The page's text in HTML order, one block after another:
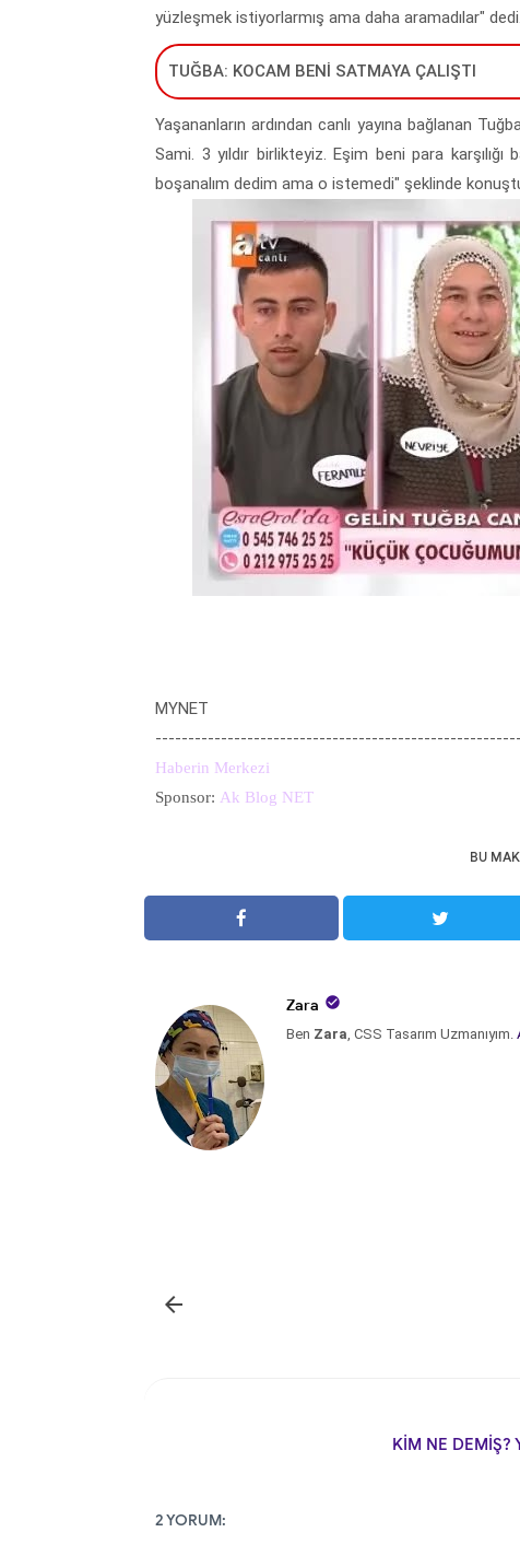
yüzleşmek istiyorlarmış ama daha aramadılar" dedi.
TUĞBA: KOCAM BENİ SATMAYA ÇALIŞTI
Yaşananların ardından canlı yayına bağlanan
Sami. 3 yıldır birlikteyiz. Eşim beni para karşılığı
boşanalım dedim ama o istemedi" şeklinde
MYNET
Haberin Merkezi
Sponsor: Ak Blog NET
BU
Zara 
Ben Zara, CSS Tasarım Uzmanıyım.

KİM NE DEMİŞ?
2 YORUM: